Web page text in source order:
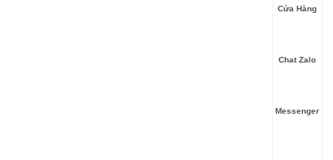
Cửa Hàng
Chat Zalo
Messenger